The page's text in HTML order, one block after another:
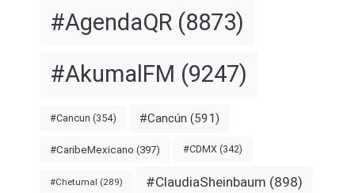
#AgendaQR (8873)
#AkumalFM (9247)
#Cancun (354) #Cancún (591)
#CaribeMexicano (397) #CDMX (342)
#Chetumal (289) #ClaudiaSheinbaum (898)